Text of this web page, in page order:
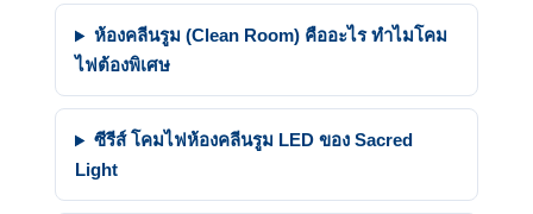
ห้องคลีนรูม (Clean Room) คืออะไร ทำไมโคม
ไฟต้องพิเศษ
ซีรีส์ โคมไฟห้องคลีนรูม LED ของ Sacred
Light